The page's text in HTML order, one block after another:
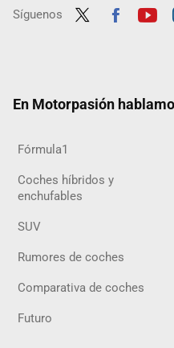
Síguenos
En Motorpasión
Fórmula1
Coches híbridos y
enchufables
SUV
Rumores de coches
Comparativa de coches
Futuro